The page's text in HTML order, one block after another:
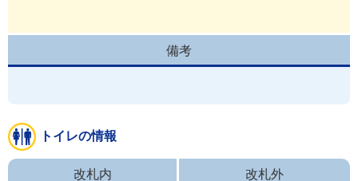
備考
トイレの情報
改札内 改札外